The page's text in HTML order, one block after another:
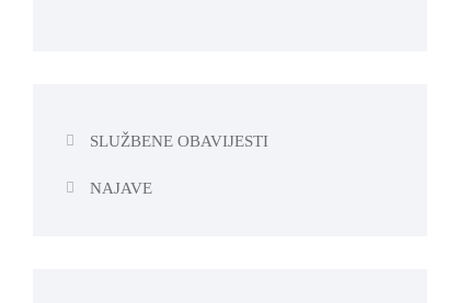
SLUŽBENE OBAVIJESTI
NAJAVE